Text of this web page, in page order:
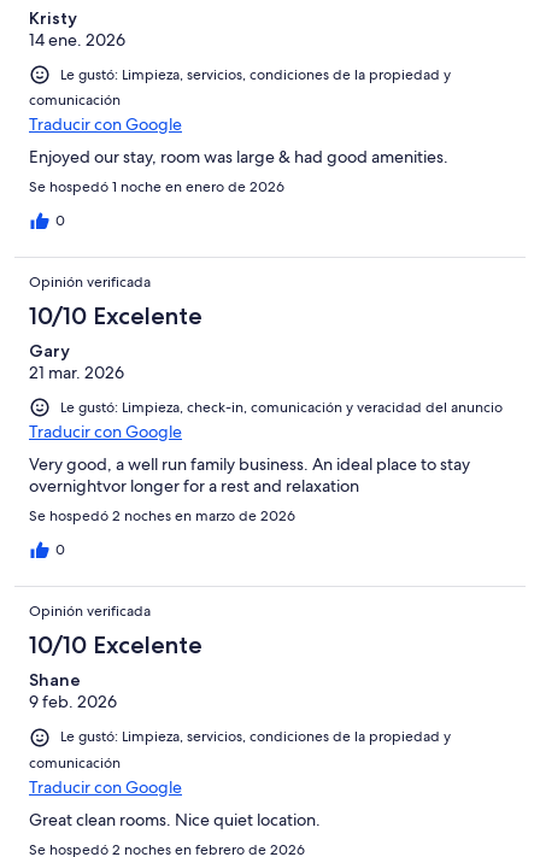
Kristy
14 ene. 2026
Le gustó: Limpieza, servicios, condiciones de la propiedad y
comunicación
Traducir con Google
Enjoyed our stay, room was large & had good amenities.
Se hospedó 1 noche en enero de 2026
0
Opinión verificada
10/10 Excelente
Gary
21 mar. 2026
Le gustó: Limpieza, check-in, comunicación y veracidad del anuncio
Traducir con Google
Very good, a well run family business. An ideal place to stay
overnightvor longer for a rest and relaxation
Se hospedó 2 noches en marzo de 2026
0
Opinión verificada
10/10 Excelente
Shane
9 feb. 2026
Le gustó: Limpieza, servicios, condiciones de la propiedad y
comunicación
Traducir con Google
Great clean rooms. Nice quiet location.
Se hospedó 2 noches en febrero de 2026